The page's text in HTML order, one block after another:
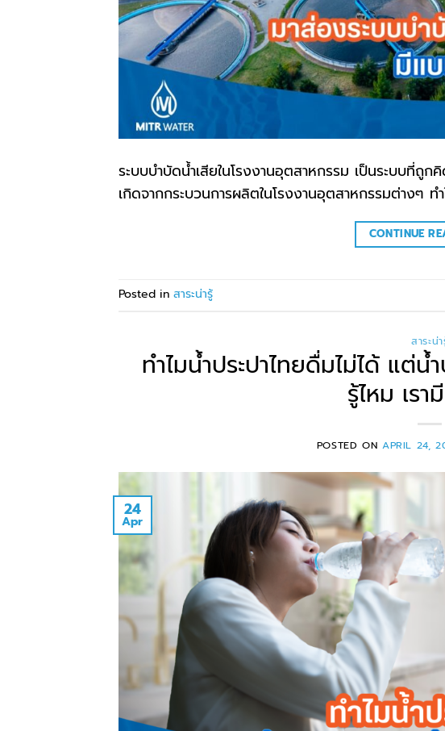
ระบบบำบัดน้ำเสียในโรงงานอุตสาหกรรม เป็นระบบที่ถู
เกิดจากกระบวนการผลิตในโรงงานอุตสาหกรรมต่างๆ
CONTINUE
Posted in สาระน่ารู้
สาระน่
ทำไมน้ำประปาไทยดื่มไม่ได้ แต่น้
รู้ไหม เร
POSTED ON APRIL 24,
24
Apr